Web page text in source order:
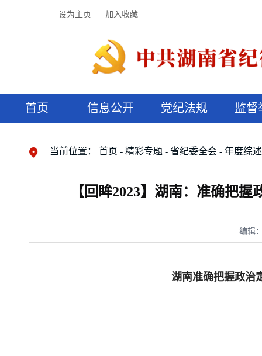
设为主页 加入收藏
首页 信息公开 党纪法规 监督
当前位置： 首页 精彩专题 省纪委全会 年度综述
【回眸2023】湖南：准确把
编辑
湖南准确把握政